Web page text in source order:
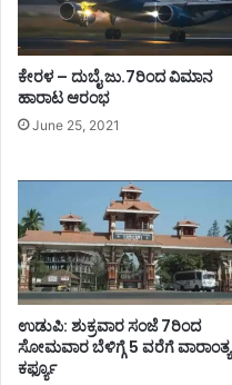
ಕೇರಳ – ದುಬೈ ಜು.7ರಿಂದ ವಿಮಾನ
ಹಾರಾಟ ಆರಂಭ
June 25, 2021
ಉಡುಪಿ: ಶುಕ್ರವಾರ ಸಂಜೆ 7ರಿಂದ
ಸೋಮವಾರ ಬೆಳಿಗ್ಗೆ 5 ವರೆಗೆ ವಾರಾಂತ್ಯ
ಕರ್ಫ್ಯೂ